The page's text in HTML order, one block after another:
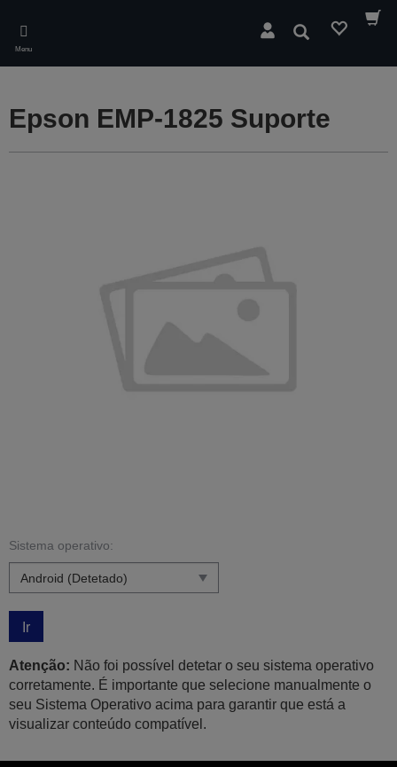
main
content
Menu
Pesquisar
Epson EMP-1825 Suporte
Sistema operativo:
Ir
Atenção: Não foi possível detetar o seu sistema operativo
corretamente. É importante que selecione manualmente o
seu Sistema Operativo acima para garantir que está a
visualizar conteúdo compatível.